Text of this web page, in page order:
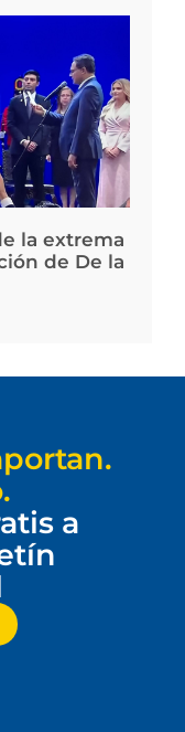
la extrema
de De la
a